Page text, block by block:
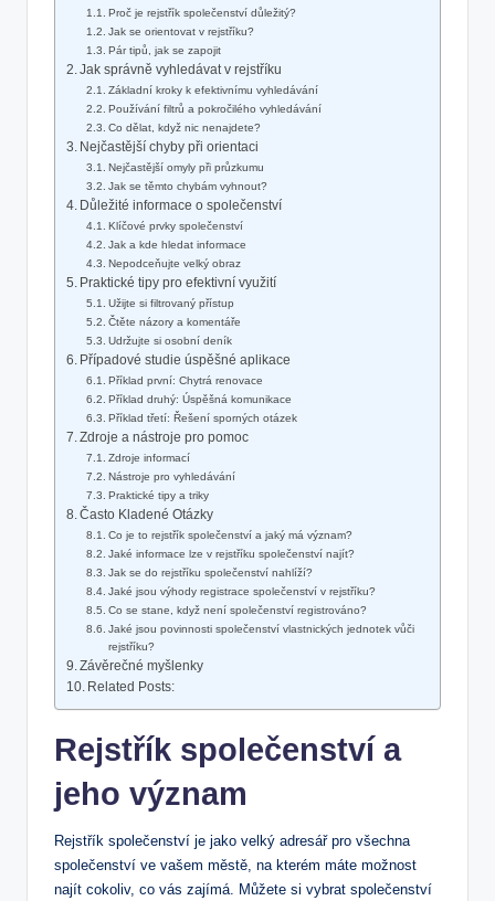
Proč⁢ je ​rejstřík společenství důležitý?
Jak se orientovat v ⁢rejstříku?
Pár tipů, jak se zapojit
Jak správně⁤ vyhledávat v rejstříku
Základní kroky k efektivnímu vyhledávání
Používání filtrů a pokročilého ​vyhledávání
Co ⁢dělat, když nic nenajdete?
Nejčastější chyby při orientaci
Nejčastější‍ omyly při průzkumu
Jak se těmto chybám vyhnout?
Důležité informace o společenství
Klíčové prvky společenství
Jak​ a kde hledat informace
Nepodceňujte velký obraz
Praktické tipy ‌pro efektivní využití
Užijte si ‌filtrovaný přístup
Čtěte‍ názory a komentáře
Udržujte si osobní deník
Případové studie úspěšné aplikace
Příklad první: Chytrá renovace
Příklad druhý: Úspěšná komunikace
Příklad třetí: Řešení sporných otázek
Zdroje a nástroje pro pomoc
Zdroje ⁤informací
Nástroje ​pro vyhledávání
Praktické tipy a triky
Často ⁣Kladené Otázky
Co je to‌ rejstřík společenství a jaký má význam?
Jaké informace lze v rejstříku společenství ⁤najít?
Jak‍ se do ⁣rejstříku společenství nahlíží?
Jaké jsou výhody registrace společenství ‍v rejstříku?
Co se stane, když není společenství ‌registrováno?
Jaké jsou ⁣povinnosti‌ společenství vlastnických jednotek vůči
rejstříku?
Závěrečné myšlenky
Related Posts:
Rejstřík společenství⁤ a
jeho význam
Rejstřík společenství je jako velký ​adresář pro všechna
společenství ve vašem městě, ​na kterém máte možnost
najít cokoliv,⁢ co vás zajímá. Můžete si vybrat ‌společenství ​